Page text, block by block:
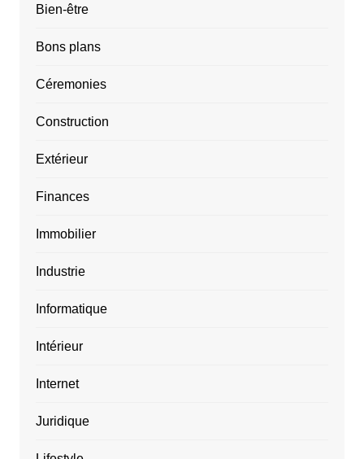
Bien-être
Bons plans
Céremonies
Construction
Extérieur
Finances
Immobilier
Industrie
Informatique
Intérieur
Internet
Juridique